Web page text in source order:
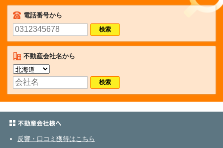
不動産屋クイックサーチ
電話番号から
不動産会社名から
反響・口コミ獲得はこちら